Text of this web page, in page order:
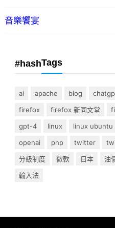
音樂饗宴
#hashTags
ai apache blog
firefox
firefox 新同文堂
gpt-4
linux linux ubuntu
openai
php twitter
分級制度
微軟 日本 油
輸入法